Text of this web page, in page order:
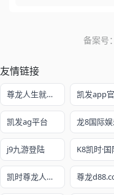
备案号：
友情链接
尊龙人生就是博!开户
凯发ag平台
j9九游登陆
凯时尊龙人生就是博